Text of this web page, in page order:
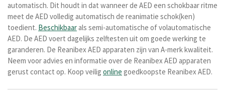
automatisch. Dit houdt in dat wanneer de AED een schokbaarritme
meet de AED volledig automatisch de reanimatie schok(ken)
toedient. Beschikbaar als semi-automatische of volautomatische
AED. De AED voert dagelijks zelftesten uit om goede werking te
garanderen. De Reanibex AED apparaten zijn van A-merk kwaliteit.
Neem voor advies en informatie over de Reanibex AED apparaten
gerust contact op. Koop veilig online goedkoopste Reanibex AED.